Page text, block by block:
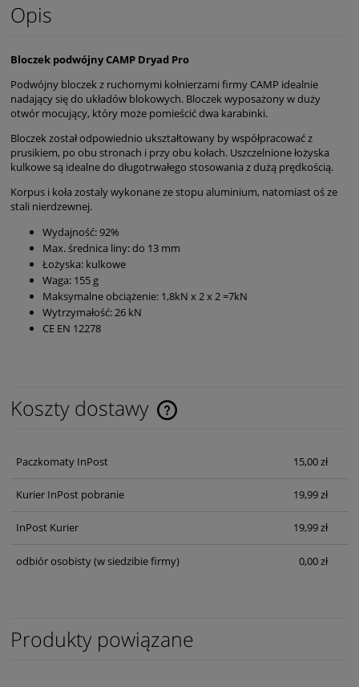
Opis
Bloczek podwójny CAMP Dryad Pro
Podwójny bloczek z ruchomymi kołnierzami firmy CAMP idealnie
nadający się do układów blokowych. Bloczek wyposażony w duży
otwór mocujący, który może pomieścić dwa karabinki.
Bloczek został odpowiednio ukształtowany by współpracować z
prusikiem, po obu stronach i przy obu kołach. Uszczelnione łożyska
kulkowe są idealne do długotrwałego stosowania z dużą prędkością.
Korpus i koła zostaly wykonane ze stopu aluminium, natomiast oś ze
stali nierdzewnej.
Wydajność: 92%
Max. średnica liny: do 13 mm
Łożyska: kulkowe
Waga: 155 g
Maksymalne obciążenie: 1,8kN x 2 x 2 =7kN
Wytrzymałość: 26 kN
CE EN 12278
Koszty dostawy
Cena nie zawiera ewentualnych kosztów płatności
Paczkomaty InPost 15,00 zł
Kurier InPost pobranie 19,99 zł
InPost Kurier 19,99 zł
odbiór osobisty(w siedzibie firmy) 0,00 zł
Produkty powiązane